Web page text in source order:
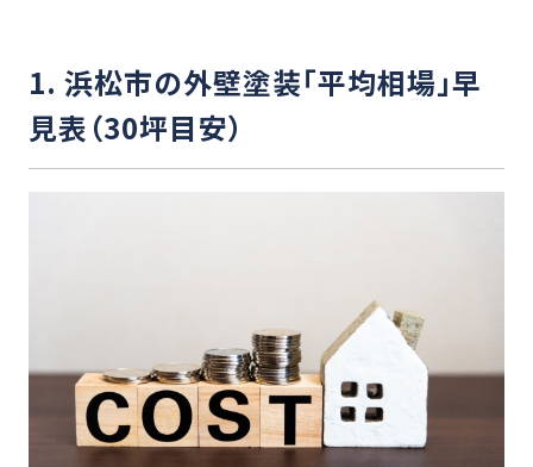
1. 浜松市の外壁塗装「平均相場」早
見表（30坪目安）